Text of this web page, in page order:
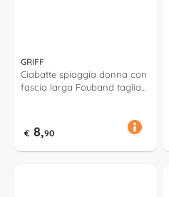
GRIFF
Ciabatte spiaggia donna con
fascia larga Fouband taglia
€ 8,90